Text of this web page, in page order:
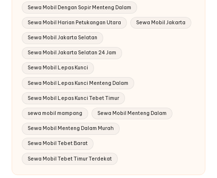
Sewa Mobil Dengan Sopir Menteng Dalam
Sewa Mobil Harian Petukangan Utara Sewa Mobil Jakarta
Sewa Mobil Jakarta Selatan
Sewa Mobil Jakarta Selatan 24 Jam
Sewa Mobil Lepas Kunci
Sewa Mobil Lepas Kunci Menteng Dalam
Sewa Mobil Lepas Kunci Tebet Timur
sewa mobil mampang Sewa Mobil Menteng Dalam
Sewa Mobil Menteng Dalam Murah
Sewa Mobil Tebet Barat
Sewa Mobil Tebet Timur Terdekat